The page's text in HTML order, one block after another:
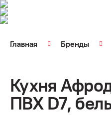
Главная Бренды
Кухня
ПВХ D7,